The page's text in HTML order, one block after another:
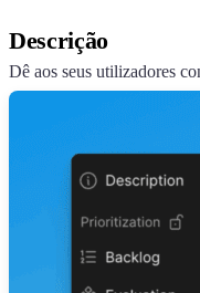
Descrição
Dê aos seus utilizadores